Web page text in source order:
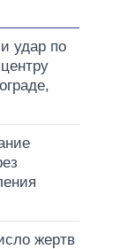
удар по
жертв